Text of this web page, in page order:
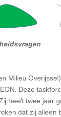
Milieu
Deze
heeft twee jaar
dat zij